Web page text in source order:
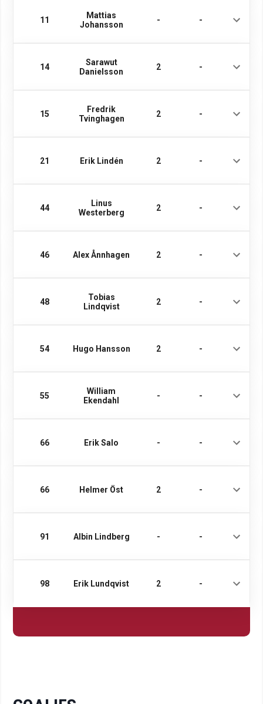
11
Mattias
Johansson
- -
14
Sarawut
Danielsson
2 -
15
Fredrik
Tvinghagen
2 -
21 Erik Lindén 2 -
44
Linus
Westerberg
2 -
46 Alex Ånnhagen 2 -
48
Tobias
Lindqvist
2 -
54 Hugo Hansson 2 -
55
William
Ekendahl
- -
66 Erik Salo - -
66 Helmer Öst 2 -
91 Albin Lindberg - -
98 Erik Lundqvist 2 -